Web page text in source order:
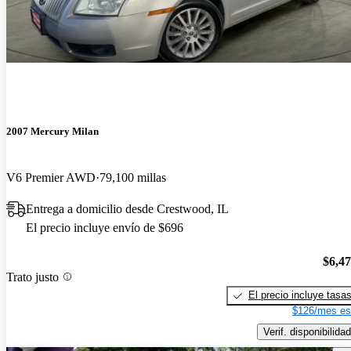
2007 Mercury Milan
V6 Premier AWD 79,100 millas
Entrega a domicilio desde Crestwood, IL
El precio incluye envío de $696
Trato justo
El precio incluye tasas
$126/mes
Verif. disponibilidad